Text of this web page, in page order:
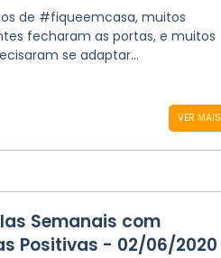
de #fiqueemcasa, muitos
fecharam as portas, e muitos
se adaptar...
VER MAIS
Semanais com
Positivas - 02/06/2020